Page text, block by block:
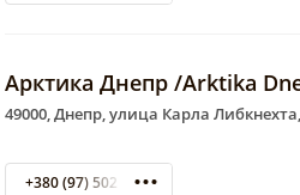
Арктика Днепр /Arktika
49000, Днепр, улица Карла
+380 (97) 502 13 75